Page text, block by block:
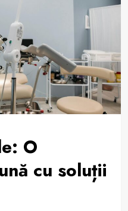
O
cu soluții